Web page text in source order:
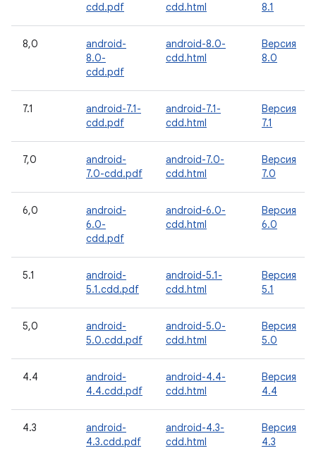
cdd.pdf
cdd.html
8.1
8,0
android-
8.0-
cdd.pdf
android-8.0-
cdd.html
Версия
8.0
7.1
android-7.1-
cdd.pdf
android-7.1-
cdd.html
Версия
7.1
7,0
android-
7.0-cdd.pdf
android-7.0-
cdd.html
Версия
7.0
6,0
android-
6.0-
cdd.pdf
android-6.0-
cdd.html
Версия
6.0
5.1
android-
5.1.cdd.pdf
android-5.1-
cdd.html
Версия
5.1
5,0
android-
5.0.cdd.pdf
android-5.0-
cdd.html
Версия
5.0
4.4
android-
4.4.cdd.pdf
android-4.4-
cdd.html
Версия
4.4
4.3
android-
4.3.cdd.pdf
android-4.3-
cdd.html
Версия
4.3